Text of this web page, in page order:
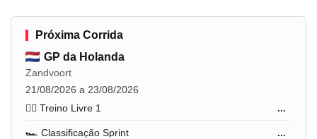
Próxima Corrida
GP da Holanda
Zandvoort
21/08/2026 a 23/08/2026
🏋️‍♂️ Treino Livre 1
...
🏎️ Classificação Sprint ...